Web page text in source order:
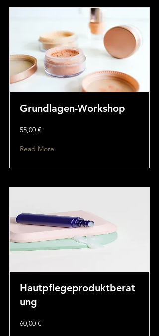
Grundlagen-Workshop
55,00 €
Read More
Hautpflegeproduktberat
ung
60,00 €